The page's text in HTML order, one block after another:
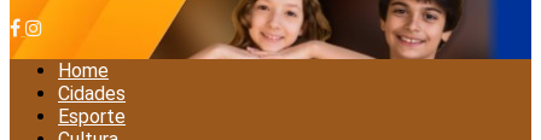
Home
Cidades
Esporte